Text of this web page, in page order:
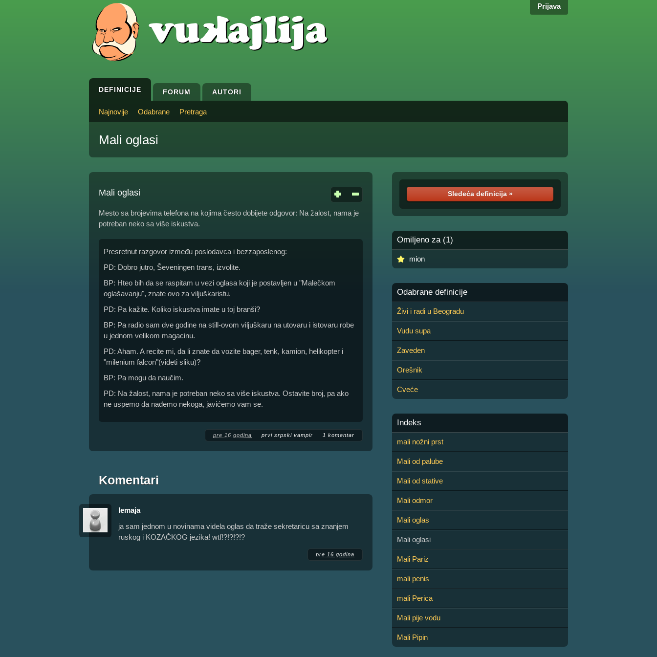
Prijava
DEFINICIJE FORUM AUTORI
Najnovije Odabrane Pretraga
Mali oglasi
Mali oglasi
Mesto sa brojevima telefona na kojima često dobijete odgovor: Na žalost, nama je
potreban neko sa više iskustva.
Presretnut razgovor između poslodavca i bezzaposlenog:
PD: Dobro jutro, Ševeningen trans, izvolite.
BP: Hteo bih da se raspitam u vezi oglasa koji je postavljen u "Malečkom
oglašavanju", znate ovo za viljuškaristu.
PD: Pa kažite. Koliko iskustva imate u toj branši?
BP: Pa radio sam dve godine na still-ovom viljuškaru na utovaru i istovaru robe
u jednom velikom magacinu.
PD: Aham. A recite mi, da li znate da vozite bager, tenk, kamion, helikopter i
"milenium falcon"(videti sliku)?
BP: Pa mogu da naučim.
PD: Na žalost, nama je potreban neko sa više iskustva. Ostavite broj, pa ako
ne uspemo da nađemo nekoga, javićemo vam se.
pre 16 godina prvi srpski vampir 1 komentar
Komentari
lemaja
ja sam jednom u novinama videla oglas da traže sekretaricu sa znanjem
ruskog i KOZAČKOG jezika! wtf!?!?!?!?
pre 16 godina
Sledeća definicija »
Omiljeno za (1)
mion
Odabrane definicije
Živi i radi u Beogradu
Vudu supa
Zaveden
Orešnik
Cveće
Indeks
mali nožni prst
Mali od palube
Mali od stative
Mali odmor
Mali oglas
Mali oglasi
Mali Pariz
mali penis
mali Perica
Mali pije vodu
Mali Pipin